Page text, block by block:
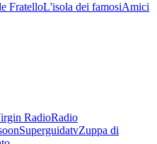
FratelloL'isola dei famosiAmici
RadioRadio
SuperguidatvZuppa di